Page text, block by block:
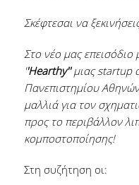
Σκέφτεσαι να
Στο νέο μας επεισόδιο
'Hearthy''μιας startup
Πανεπιστημίου
μαλλιά για τον
προς το περιβάλλον
κομποστοποίησης!
Στη συζήτηση οι: